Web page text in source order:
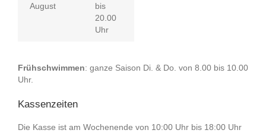
August
bis
20.00
Uhr
Frühschwimmen: ganze Saison Di. & Do. von 8.00 bis 10.00
Uhr.
Kassenzeiten
Die Kasse ist am Wochenende von 10:00 Uhr bis 18:00 Uhr